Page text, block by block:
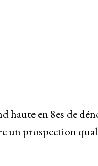
haute en 8es de
un prospection